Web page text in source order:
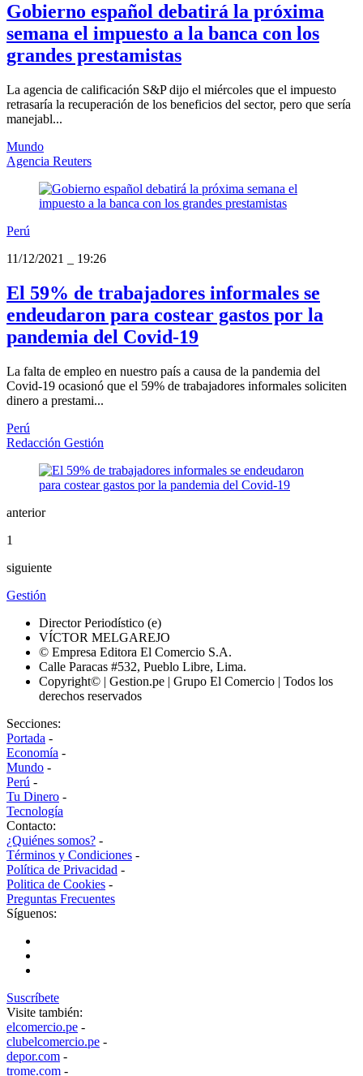
Gobierno español debatirá la próxima
semana el impuesto a la banca con los
grandes prestamistas
La agencia de calificación S&P dijo el miércoles que el impuesto
retrasaría la recuperación de los beneficios del sector, pero que sería
manejabl...
Mundo
Agencia Reuters
Perú
11/12/2021
19:26
El 59% de trabajadores informales se
endeudaron para costear gastos por la
pandemia del Covid-19
La falta de empleo en nuestro país a causa de la pandemia del
Covid-19 ocasionó que el 59% de trabajadores informales soliciten
dinero a prestami...
Perú
Redacción Gestión
anterior
1
siguiente
Gestión
Director Periodístico (e)
VÍCTOR MELGAREJO
© Empresa Editora El Comercio S.A.
Calle Paracas #532, Pueblo Libre, Lima.
Copyright© | Gestion.pe | Grupo El Comercio | Todos los
derechos reservados
Secciones:
Portada -
Economía -
Mundo -
Perú -
Tu Dinero -
Tecnología
Contacto:
¿Quiénes somos? -
Términos y Condiciones -
Política de Privacidad -
Politica de Cookies -
Preguntas Frecuentes
Síguenos:
Suscríbete
Visite también:
elcomercio.pe -
clubelcomercio.pe -
depor.com -
trome.com -